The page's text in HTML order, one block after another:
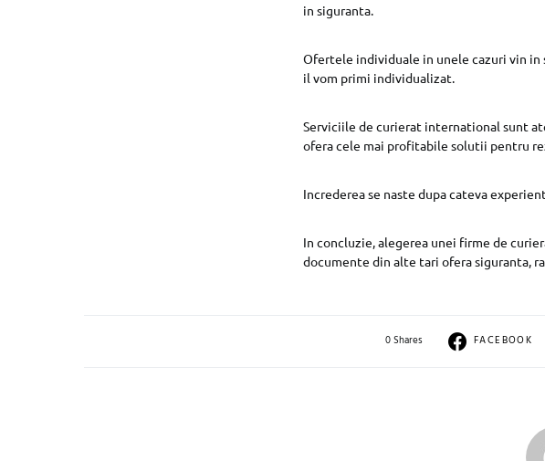
in siguranta.
Ofertele individuale in unele cazuri vin
il vom primi individualizat.
Serviciile de curierat international sunt
ofera cele mai profitabile solutii pentru
Increderea se naste dupa cateva
In concluzie, alegerea unei firme de
documente din alte tari ofera siguranta,
0 Shares FACEBOOK